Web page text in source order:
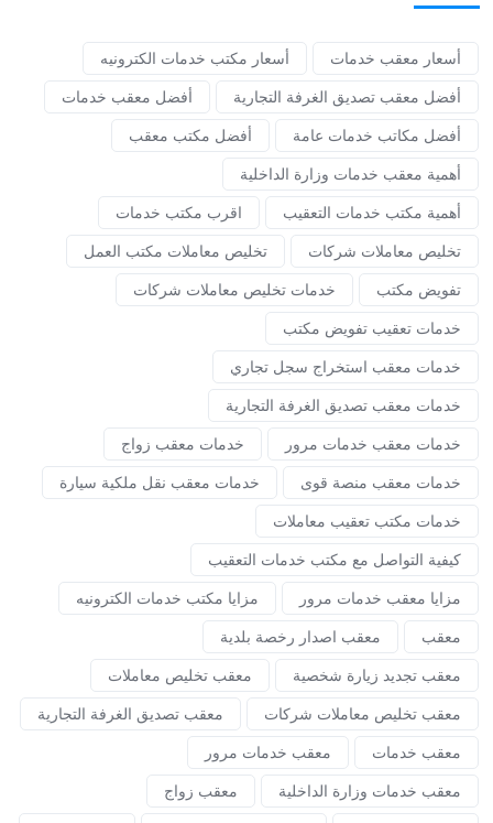
أسعار معقب خدمات
أسعار مكتب خدمات الكترونيه
أفضل معقب تصديق الغرفة التجارية
أفضل معقب خدمات
أفضل مكاتب خدمات عامة
أفضل مكتب معقب
أهمية معقب خدمات وزارة الداخلية
أهمية مكتب خدمات التعقيب
اقرب مكتب خدمات
تخليص معاملات شركات
تخليص معاملات مكتب العمل
تفويض مكتب
خدمات تخليص معاملات شركات
خدمات تعقيب تفويض مكتب
خدمات معقب استخراج سجل تجاري
خدمات معقب تصديق الغرفة التجارية
خدمات معقب خدمات مرور
خدمات معقب زواج
خدمات معقب منصة قوى
خدمات معقب نقل ملكية سيارة
خدمات مكتب تعقيب معاملات
كيفية التواصل مع مكتب خدمات التعقيب
مزايا معقب خدمات مرور
مزايا مكتب خدمات الكترونيه
معقب
معقب اصدار رخصة بلدية
معقب تجديد زيارة شخصية
معقب تخليص معاملات
معقب تخليص معاملات شركات
معقب تصديق الغرفة التجارية
معقب خدمات
معقب خدمات مرور
معقب خدمات وزارة الداخلية
معقب زواج